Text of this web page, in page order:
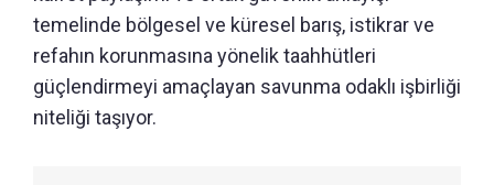
temelinde bölgesel ve küresel barış, istikrar ve
refahın korunmasına yönelik taahhütleri
güçlendirmeyi amaçlayan savunma odaklı işbirliği
niteliği taşıyor.